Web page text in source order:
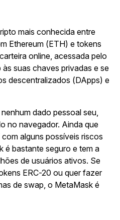
mais conhecida entre
Ethereum (ETH) e tokens
online, acessada pelo
suas chaves privadas e se
descentralizados (DApps) e
dado pessoal seu,
no navegador. Ainda que
alguns possíveis riscos
é bastante seguro e tem a
de usuários ativos. Se
ERC-20 ou quer fazer
de swap, o MetaMask é